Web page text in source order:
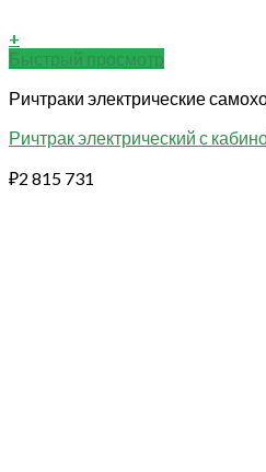
+
Быстрый просмотр
Ричтраки электрические
Ричтрак электрический с
₽2 815 731